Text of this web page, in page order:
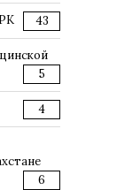
43
5
4
6